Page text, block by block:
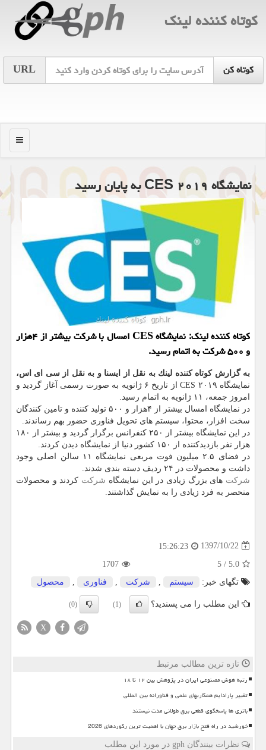
كوتاه كننده لینك
URL
منو
نمایشگاه CES ۲۰۱۹ به پایان رسید
كوتاه كننده لینك: نمایشگاه CES امسال با شركت بیشتر از ۴هزار
و ۵۰۰ شركت به اتمام رسید.
به گزارش كوتاه كننده لینك به نقل از ایسنا و به نقل از سی ای اس،
نمایشگاه CES ۲۰۱۹ از تاریخ ۶ ژانویه به صورت رسمی آغاز گردید و
امروز جمعه، ۱۱ ژانویه به اتمام رسید.
در نمایشگاه امسال بیشتر از ۴هزار و ۵۰۰ تولید كننده و تامین كنندگان
سخت افزار، محتوا، سیستم های تحویل فناوری حضور بهم رساندند.
در این نمایشگاه بیشتر از ۲۵۰ كنفرانس برگزار گردید و بیشتر از ۱۸۰
هزار نفر بازدیدكننده از ۱۵۰ كشور دنیا از نمایشگاه دیدن كردند.
در فضای ۲.۵ میلیون فوت مربعی نمایشگاه ۱۱ سالن اصلی وجود
داشت و محصولات در ۲۴ ردیف دسته بندی شدند.
شركت های بزرگ زیادی در این نمایشگاه شركت كردند و محصولات
منحصر به فرد زیادی را به نمایش گذاشتند.
1397/10/22
15:26:23
5.0
/
5
1707
تگهای خبر:
سیستم شركت فناوری محصول
این مطلب را می پسندید؟ (1)
(0)
X
تازه ترین مطالب مرتبط
رتبه هوش مصنوعی ایران در پژوهش بین ۱۲ تا ۱۸
تغییر پارادایم همکاریهای علمی و فناورانه بین المللی
باتری ها پاسخگوی قطعی برق طولانی مدت نیستند
خورشید در راه فتح بازار برق جهان با اهمیت ترین رکوردهای 2026
نظرات بینندگان gph در مورد این مطلب